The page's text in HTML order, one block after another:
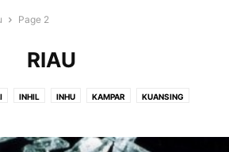
Page 2
RIAU
INHIL INHU KAMPAR KUANSING